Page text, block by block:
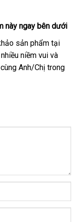
này ngay bên dưới
sản phẩm tại
niềm vui nơi
bán
và
Anh/Chị trong